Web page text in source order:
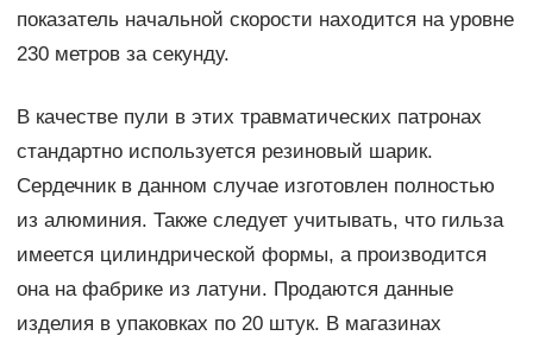
показатель начальной скорости находится на уровне
230 метров за секунду.
В качестве пули в этих травматических патронах
стандартно используется резиновый шарик.
Сердечник в данном случае изготовлен полностью
из алюминия. Также следует учитывать, что гильза
имеется цилиндрической формы, а производится
она на фабрике из латуни. Продаются данные
изделия в упаковках по 20 штук. В магазинах